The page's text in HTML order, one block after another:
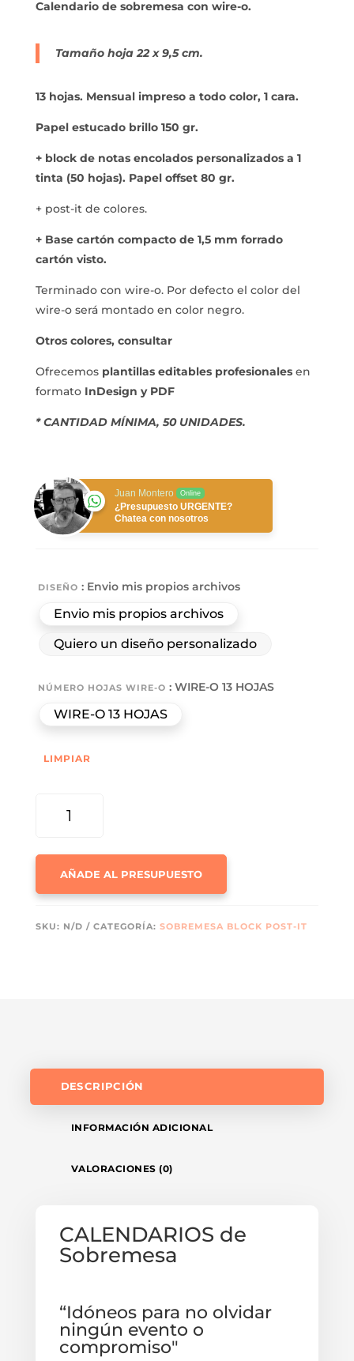
Calendario de sobremesa con wire-o.
Tamaño hoja 22 x 9,5 cm.
13 hojas. Mensual impreso a todo color, 1 cara.
Papel estucado brillo 150 gr.
+ block de notas encolados personalizados a 1
tinta (50 hojas). Papel offset 80 gr.
+ post-it de colores.
+ Base cartón compacto de 1,5 mm forrado
cartón visto.
Terminado con wire-o. Por defecto el color del
wire-o será montado en color negro.
Otros colores, consultar
Ofrecemos plantillas editables profesionalesen
formato InDesign y PDF
* CANTIDAD MÍNIMA, 50 UNIDADES.
Juan Montero Online
¿Presupuesto URGENTE?
Chatea con nosotros
DISEÑO : Envio mis propios archivos
Envio mis propios archivos
Quiero un diseño personalizado
NÚMERO HOJAS WIRE-O : WIRE-O 13 HOJAS
WIRE-O 13 HOJAS
LIMPIAR
AREQUIPA
CALENDARIO
BLOCK
POST-
CANTIDAD
AÑADE AL PRESUPUESTO
SKU: N/D CATEGORÍA: SOBREMESA BLOCK POST-IT
DESCRIPCIÓN
INFORMACIÓN ADICIONAL
VALORACIONES (0)
CALENDARIOS de
Sobremesa
“Idóneos para no olvidar
ningún evento o
compromiso"